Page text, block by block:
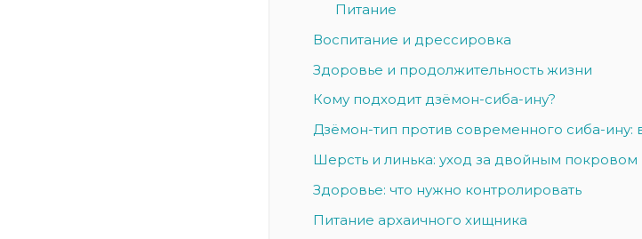
Питание
Воспитание и дрессировка
Здоровье и продолжительность жизни
Кому подходит дзёмон-сиба-ину?
Дзёмон-тип против современного сиба-ину:
Шерсть и линька: уход за двойным покровом
Здоровье: что нужно контролировать
Питание архаичного хищника